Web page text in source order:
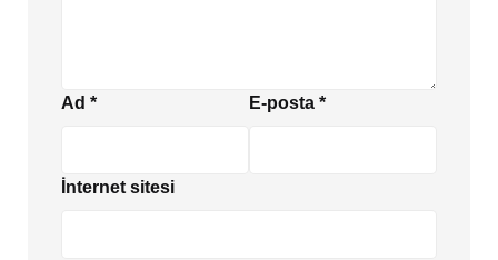
Ad * E-posta *
İnternet sitesi